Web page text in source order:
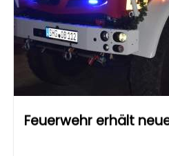
Feuerwehr erhält